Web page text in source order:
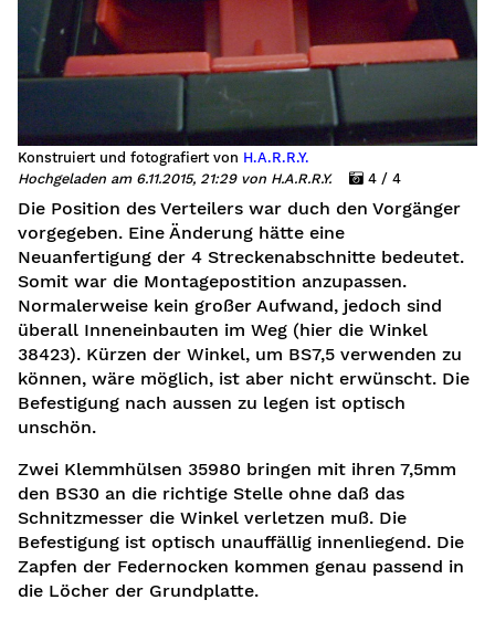
Konstruiert und fotografiert von H.A.R.R.Y.
Hochgeladen am 6.11.2015, 21:29 von H.A.R.R.Y.
4 / 4
Die Position des Verteilers war duch den Vorgänger
vorgegeben. Eine Änderung hätte eine
Neuanfertigung der 4 Streckenabschnitte bedeutet.
Somit war die Montagepostition anzupassen.
Normalerweise kein großer Aufwand, jedoch sind
überall Inneneinbauten im Weg (hier die Winkel
38423). Kürzen der Winkel, um BS7,5 verwenden zu
können, wäre möglich, ist aber nicht erwünscht. Die
Befestigung nach aussen zu legen ist optisch
unschön.
Zwei Klemmhülsen 35980 bringen mit ihren 7,5mm
den BS30 an die richtige Stelle ohne daß das
Schnitzmesser die Winkel verletzen muß. Die
Befestigung ist optisch unauffällig innenliegend. Die
Zapfen der Federnocken kommen genau passend in
die Löcher der Grundplatte.